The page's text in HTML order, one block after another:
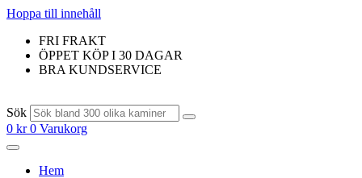
Hoppa till innehåll
FRI FRAKT
ÖPPET KÖP I 30 DAGAR
BRA KUNDSERVICE
Sök
0 kr 0 Varukorg
Hem